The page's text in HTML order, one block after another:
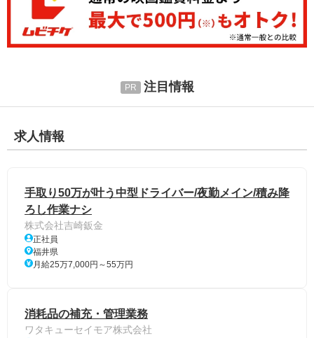
注目情報
求人情報
手取り50万が叶う中型ドライバー/夜勤メイン/積み降
ろし作業ナシ
株式会社吉崎鈑金
正社員
福井県
月給25万7,000円～55万円
消耗品の補充・管理業務
ワタキューセイモア株式会社